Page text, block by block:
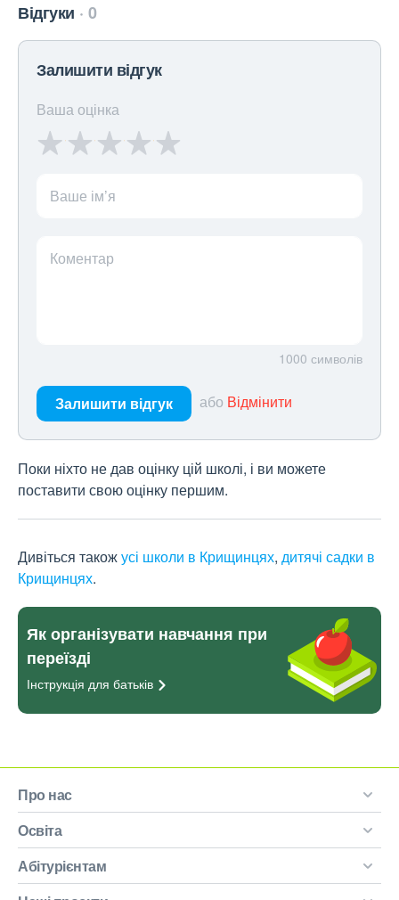
Відгуки 0
Залишити відгук
Ваша оцінка
Ваше ім’я
Коментар
1000 символів
Залишити відгук або Відмінити
Поки ніхто не дав оцінку цій школі, і ви можете
поставити свою оцінку першим.
Дивіться такожусі школи в Крищинцях, дитячі садки в
Крищинцях.
Як організувати навчання при
переїзді
Інструкція для батьків
Про нас
Освіта
Абітурієнтам